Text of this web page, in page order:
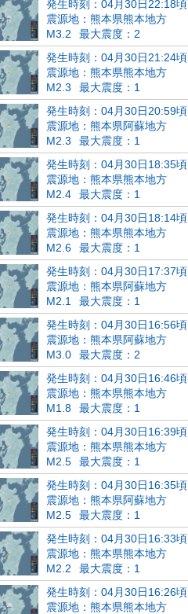
発生時刻：04月30日22:18頃
震源地：熊本県熊本地方
M3.2
最大震度：2
発生時刻：04月30日21:24頃
震源地：熊本県熊本地方
M2.3
最大震度：1
発生時刻：04月30日20:59頃
震源地：熊本県阿蘇地方
M2.3
最大震度：1
発生時刻：04月30日18:35頃
震源地：熊本県熊本地方
M2.4
最大震度：1
発生時刻：04月30日18:14頃
震源地：熊本県熊本地方
M2.6
最大震度：1
発生時刻：04月30日17:37頃
震源地：熊本県阿蘇地方
M2.1
最大震度：1
発生時刻：04月30日16:56頃
震源地：熊本県阿蘇地方
M3.0
最大震度：2
発生時刻：04月30日16:46頃
震源地：熊本県熊本地方
M1.8
最大震度：1
発生時刻：04月30日16:39頃
震源地：熊本県熊本地方
M2.5
最大震度：1
発生時刻：04月30日16:35頃
震源地：熊本県阿蘇地方
M2.5
最大震度：1
発生時刻：04月30日16:33頃
震源地：熊本県熊本地方
M2.2
最大震度：1
発生時刻：04月30日16:26頃
震源地：熊本県熊本地方